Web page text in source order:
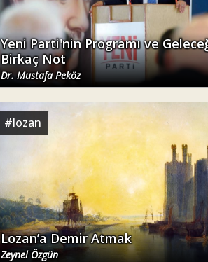
Yeni Parti'nin Programı ve
Birkaç Not
Dr. Mustafa Peköz
#lozan
Lozan’a Demir Atmak
Zeynel Özgün